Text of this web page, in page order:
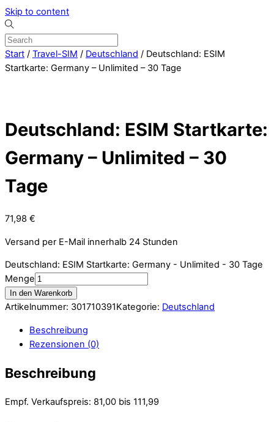
Skip to content
Start / Travel-SIM / Deutschland / Deutschland: ESIM
Startkarte: Germany – Unlimited – 30 Tage
Deutschland: ESIM Startkarte:
Germany – Unlimited – 30
Tage
71,98 €
Versand per E-Mail innerhalb 24 Stunden
Deutschland: ESIM Startkarte: Germany - Unlimited - 30 Tage
Menge
In den Warenkorb
Artikelnummer: 301710391Kategorie: Deutschland
Beschreibung
Rezensionen (0)
Beschreibung
Empf. Verkaufspreis: 81,00 bis 111,99